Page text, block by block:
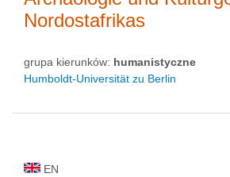
Nordostafrikas
grupa kierunków: humanistyczne
Humboldt-Universität zu Berlin
EN